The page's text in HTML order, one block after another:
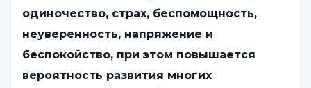
одиночество, страх, беспомощность,
неуверенность, напряжение и
беспокойство, при этом повышается
вероятность развития многих